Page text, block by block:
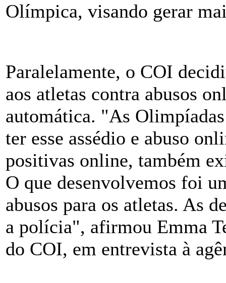
Olímpica, visando gerar
Paralelamente, o COI
aos atletas contra abusos
automática. "As
ter esse assédio e abuso
positivas online, também
O que desenvolvemos foi
abusos para os atletas. As
a polícia", afirmou Emma
do COI, em entrevista à